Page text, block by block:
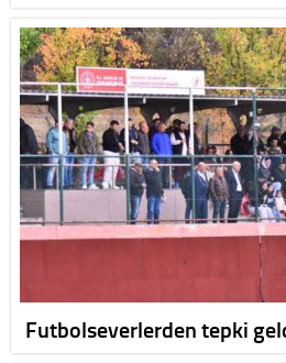
Futbolseverlerden tepki